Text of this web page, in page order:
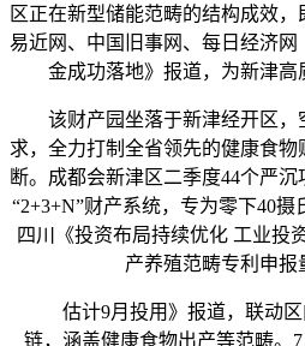
区正在新型储能范畴的结构成效
易近网、中国旧事网、每日经济
金成功落地》报道，为新津高
该财产园坐落于新津经开区，
求，全力打制全省领先的健康食
断。成都会新津区二季度44个严
“2+3+N”财产系统，专为零下40摄
四川《投资布局持续优化 工业投
产养殖范畴专利申报
估计9月投用》报道，联动区
链，涵盖健康食物出产等范畴。